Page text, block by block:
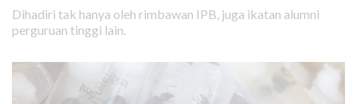
Dihadiri tak hanya oleh rimbawan IPB, juga ikatan alumni
perguruan tinggi lain.